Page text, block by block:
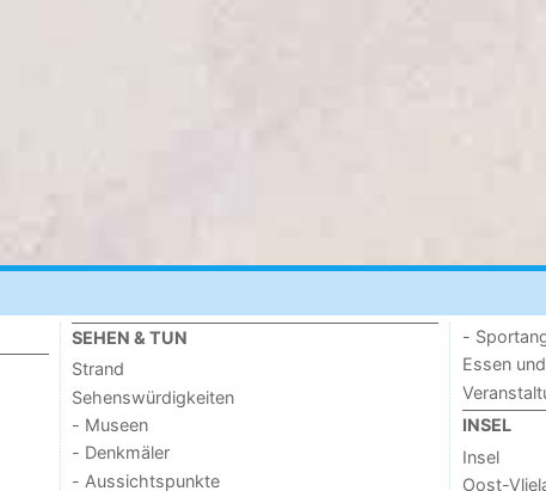
SEHEN & TUN
Strand
Sehenswürdigkeiten
- Museen
- Denkmäler
- Aussichtspunkte
-
Essen
INSEL
Insel
Oost-